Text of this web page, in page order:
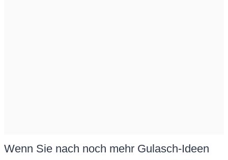
Wenn Sie nach noch mehr Gulasch-Ideen